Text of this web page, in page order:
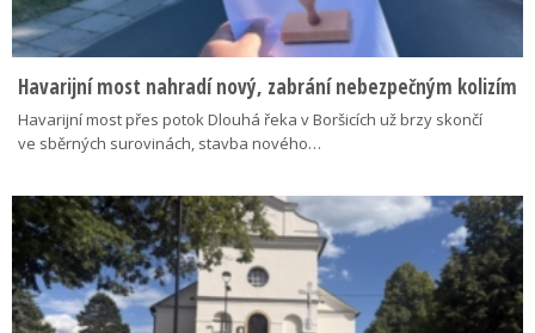
Havarijní most nahradí nový, zabrání nebezpečným kolizím
Havarijní most přes potok Dlouhá řeka v Boršicích už brzy skončí
ve sběrných surovinách, stavba nového…